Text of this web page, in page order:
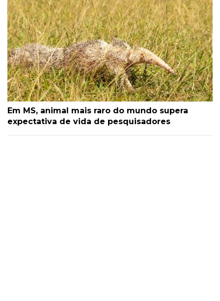
Em MS, animal mais raro do mundo supera
expectativa de vida de pesquisadores